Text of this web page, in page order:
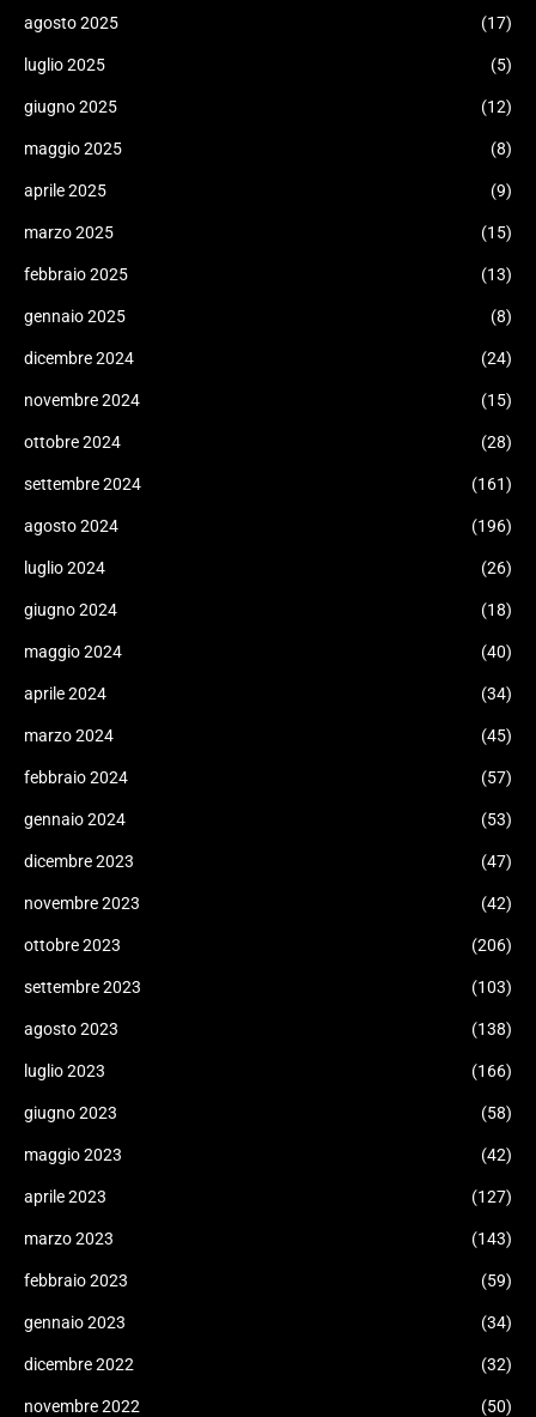
agosto 2025 (17)
luglio 2025 (5)
giugno 2025 (12)
maggio 2025 (8)
aprile 2025 (9)
marzo 2025 (15)
febbraio 2025 (13)
gennaio 2025 (8)
dicembre 2024 (24)
novembre 2024 (15)
ottobre 2024 (28)
settembre 2024 (161)
agosto 2024 (196)
luglio 2024 (26)
giugno 2024 (18)
maggio 2024 (40)
aprile 2024 (34)
marzo 2024 (45)
febbraio 2024 (57)
gennaio 2024 (53)
dicembre 2023 (47)
novembre 2023 (42)
ottobre 2023 (206)
settembre 2023 (103)
agosto 2023 (138)
luglio 2023 (166)
giugno 2023 (58)
maggio 2023 (42)
aprile 2023 (127)
marzo 2023 (143)
febbraio 2023 (59)
gennaio 2023 (34)
dicembre 2022 (32)
novembre 2022 (50)